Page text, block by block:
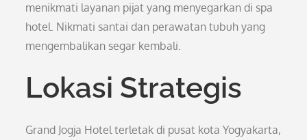
menikmati layanan pijat yang menyegarkan di spa
hotel. Nikmati santai dan perawatan tubuh yang
mengembalikan segar kembali.
Lokasi Strategis
Grand Jogja Hotel terletak di pusat kota Yogyakarta,